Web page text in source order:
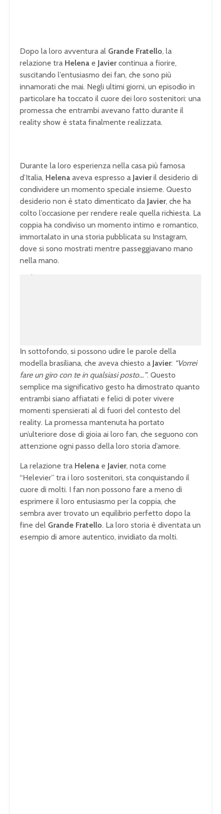
Dopo la loro avventura al Grande Fratello, la
relazione tra Helena e Javiercontinua a fiorire,
suscitando l’entusiasmo dei fan, che sono più
innamorati che mai. Negli ultimi giorni, un episodio in
particolare ha toccato il cuore dei loro sostenitori: una
promessa che entrambi avevano fatto durante il
reality show è stata finalmente realizzata.
Durante la loro esperienza nella casa più famosa
d’Italia, Helena aveva espresso a Javieril desiderio di
condividere un momento speciale insieme. Questo
desiderio non è stato dimenticato da Javier, che ha
colto l’occasione per rendere reale quella richiesta. La
coppia ha condiviso un momento intimo e romantico,
immortalato in una storia pubblicata su Instagram,
dove si sono mostrati mentre passeggiavano mano
nella mano.
In sottofondo, si possono udire le parole della
modella brasiliana, che aveva chiesto a Javier: “Vorrei
fare un giro con te in qualsiasi posto…”. Questo
semplice ma significativo gesto ha dimostrato quanto
entrambi siano affiatati e felici di poter vivere
momenti spensierati al di fuori del contesto del
reality. La promessa mantenuta ha portato
un’ulteriore dose di gioia ai loro fan, che seguono con
attenzione ogni passo della loro storia d’amore.
La relazione tra Helena e Javier, nota come
“Helevier” tra i loro sostenitori, sta conquistando il
cuore di molti. I fan non possono fare a meno di
esprimere il loro entusiasmo per la coppia, che
sembra aver trovato un equilibrio perfetto dopo la
fine del Grande Fratello. La loro storia è diventata un
esempio di amore autentico, invidiato da molti.